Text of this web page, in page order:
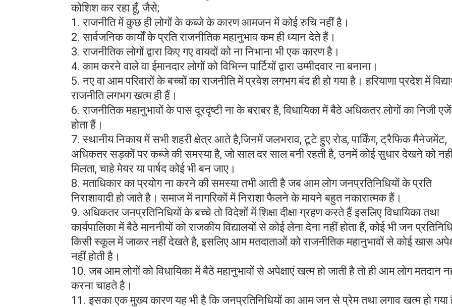
कोशिश कर रहा हूँ, जैसे;
1. राजनीति में कुछ ही लोगों के कब्जे के कारण आमजन में कोई रुचि नहीं है।
2. सार्वजनिक कार्यों के प्रति राजनीतिक महानुभाव कम ही ध्यान देते हैं।
3. राजनीतिक लोगों द्वारा किए गए वायदों को ना निभाना भी एक कारण है।
4. काम करने वाले वा ईमानदार लोगों को विभिन्न पार्टियों द्वारा उम्मीदवार ना बनाना।
5. नए वा आम परिवारों के बच्चों का राजनीति में प्रवेश लगभग बंद ही हो गया है। हरियाणा प्रदेश में
राजनीति लगभग खत्म ही हैं।
6. राजनीतिक महानुभावों के पास दूरदृष्टी ना के बराबर है, विधायिका में बैठे अधिकतर लोगों का निजी
होता हैं।
7. स्थानीय निकाय में सभी शहरी क्षेत्र आते है,जिनमें जलभराव, टूटे हुए रोड, पार्किंग, ट्रैफिक मैनेजमेंट,
अधिकतर सड़कों पर कब्जे की समस्या है, जो साल दर साल बनी रहती है, उनमें कोई सुधार देखने को
मिलता, चाहे मेयर या पार्षद कोई भी बन जाए।
8. मताधिकार का प्रयोग ना करने की समस्या तभी आती है जब आम लोग जनप्रतिनिधियों के प्रति
निराशावादी हो जाते है। समाज में नागरिकों में निराशा फैलने के मायने बहुत नकारात्मक हैं।
9. अधिकतर जनप्रतिनिधियों के बच्चे तो विदेशों में शिक्षा दीक्षा ग्रहण करते हैं इसलिए विधायिका तथा
कार्यपालिका में बैठे माननीयों को राजकीय विद्यालयों से कोई लेना देना नहीं होता हैं, कोई भी जन
किसी स्कूल में जाकर नहीं देखते है, इसलिए आम मतदाताओं को राजनीतिक महानुभावों से कोई खास
नहीं होती है।
10. जब आम लोगों को विधायिका में बैठे महानुभावों से अपेक्षाएं खत्म हो जाती है तो ही आम लोग मतदान
करना चाहते है।
11. इसका एक मुख्य कारण यह भी है कि जनप्रतिनिधियों का आम जन से प्रेम तथा लगाव खत्म हो गया